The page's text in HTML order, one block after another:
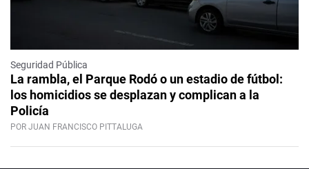
Seguridad Pública
La rambla, el Parque Rodó o un estadio de fútbol:
los homicidios se desplazan y complican a la
Policía
POR JUAN FRANCISCO PITTALUGA